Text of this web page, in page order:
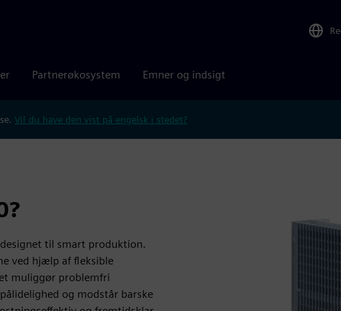
Partnerøkosystem Emner og indsigt
Vil du have den vist på engelsk i stedet?
designet til smart produktion.
ved hjælp af fleksible
muliggør problemfri
og modstår barske